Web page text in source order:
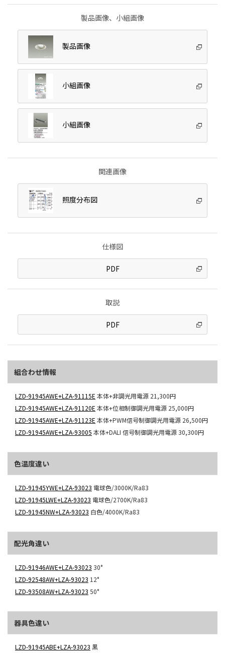
製品画像、小組画像
製品画像
小組画像
小組画像
関連画像
照度分布図
仕様図
PDF
取説
PDF
組合わせ情報
LZD-91945AWE+LZA-91115E 本体+非調光用電源 21,300円
LZD-91945AWE+LZA-91120E 本体+位相制御調光用電源 25,000円
LZD-91945AWE+LZA-91123E 本体+PWM信号制御調光用電源 26,500円
LZD-91945AWE+LZA-93005 本体+DALI 信号制御調光用電源30,300円
色温度違い
LZD-91945YWE+LZA-93023 電球色/3000K/Ra83
LZD-91945LWE+LZA-93023 電球色/2700K/Ra83
LZD-91945NW+LZA-93023 白色/4000K/Ra83
配光角違い
LZD-91946AWE+LZA-93023 30°
LZD-92548AW+LZA-93023 12°
LZD-93508AW+LZA-93023 50°
器具色違い
LZD-91945ABE+LZA-93023 黒